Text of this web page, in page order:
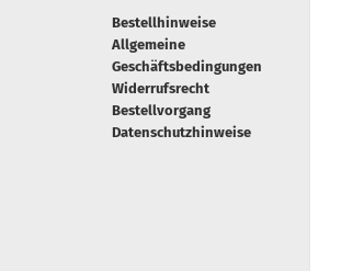
Bestellhinweise
Allgemeine
Geschäftsbedingungen
Widerrufsrecht
Bestellvorgang
Datenschutzhinweise